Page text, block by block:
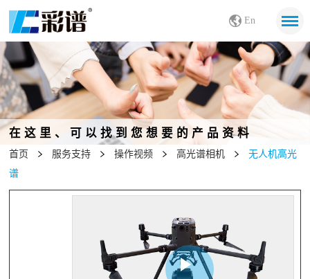
En
在这里、可以找到您想要的产品资料
首页 服务支持 操作视频 高光谱相机
无人机高光
谱